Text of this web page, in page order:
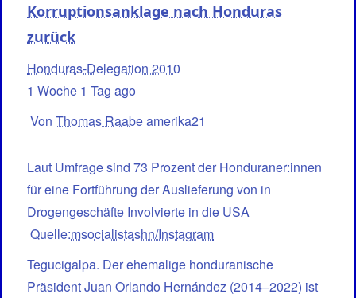
Korruptionsanklage nach Honduras
zurück
Honduras-Delegation 2010
1 Woche 1 Tag ago
Von Thomas Raabeamerika21
Laut Umfrage sind 73 Prozent der Honduraner:innen
für eine Fortführung der Auslieferung von in
Drogengeschäfte Involvierte in die USA
Quelle:msocialistashn/Instagram
Tegucigalpa. Der ehemalige honduranische
Präsident Juan Orlando Hernández (2014–2022) ist